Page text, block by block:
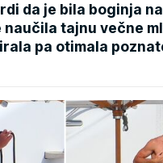
da je bila boginja na
tajnu večne
pa otimala